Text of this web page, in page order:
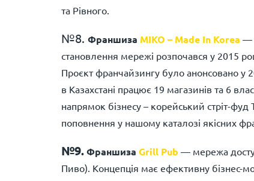
та Рівного.
№8. Франшиза MIKO – Made In Korea —
становлення мережі розпочався у 2015
Проєкт франчайзингу було анонсовано
в Казахстані працює 19 магазинів та 6
напрямок бізнесу – корейський стріт-
поповнення у нашому каталозі якісних
№9.Франшиза Grill Pub — мережа
Пиво). Концепція має ефективну бізнес-